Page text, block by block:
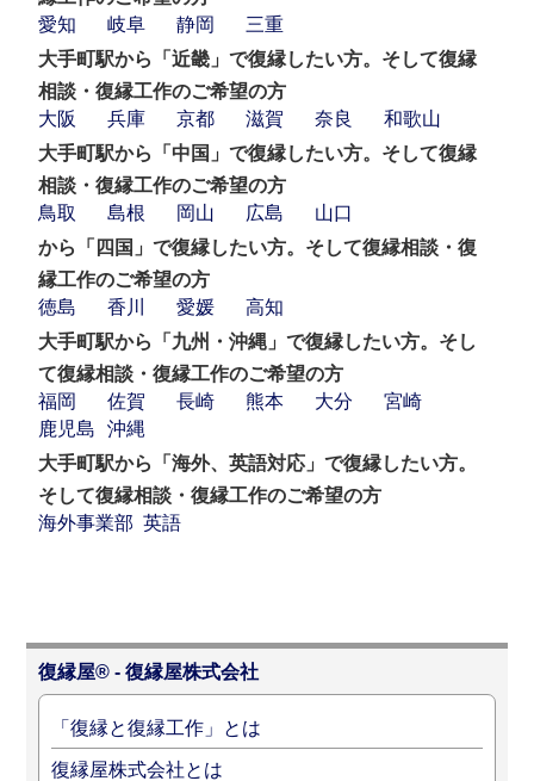
愛知
岐阜 静岡
三重
大手町駅から「近畿」で復縁したい方。そして復縁
相談・復縁工作のご希望の方
大阪
兵庫 京都 滋賀 奈良
和歌山
大手町駅から「中国」で復縁したい方。そして復縁
相談・復縁工作のご希望の方
鳥取
島根 岡山 広島
山口
から「四国」で復縁したい方。そして復縁相談・復
縁工作のご希望の方
徳島
香川 愛媛
高知
大手町駅から「九州・沖縄」で復縁したい方。そし
て復縁相談・復縁工作のご希望の方
福岡
佐賀 長崎 熊本 大分
宮崎
鹿児島
沖縄
大手町駅から「海外、英語対応」で復縁したい方。
そして復縁相談・復縁工作のご希望の方
海外事業部 英語
復縁屋® - 復縁屋株式会社
「復縁と復縁工作」とは
復縁屋株式会社とは